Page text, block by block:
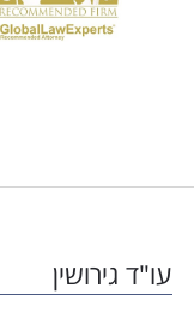
עו"ד גירושין